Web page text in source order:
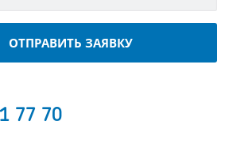
ОТПРАВИТЬ ЗАЯВКУ
77 70